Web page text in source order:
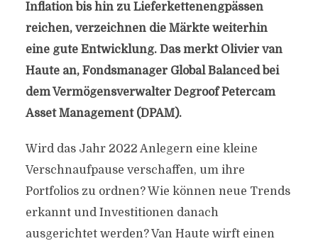
Inflation bis hin zu Lieferkettenengpässen
reichen, verzeichnen die Märkte weiterhin
eine gute Entwicklung. Das merkt Olivier van
Haute an, Fondsmanager Global Balanced bei
dem Vermögensverwalter Degroof Petercam
Asset Management (DPAM).
Wird das Jahr 2022 Anlegern eine kleine
Verschnaufpause verschaffen, um ihre
Portfolios zu ordnen? Wie können neue Trends
erkannt und Investitionen danach
ausgerichtet werden? Van Haute wirft einen